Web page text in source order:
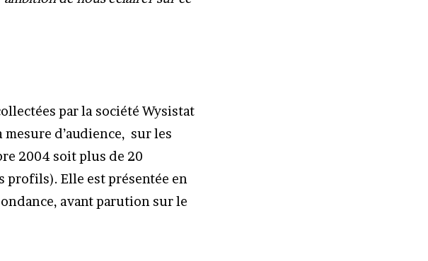
par la société Wysistat
mesure d’audience, sur les
2004 soit plus de 20
Elle est présentée en
avant parution sur le